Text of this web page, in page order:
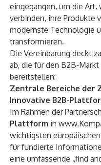
eingegangen, um die Art,
verbinden, ihre Produkte
modernste Technologie
transformieren.
Die Vereinbarung deckt
ab, die für den B2B-
bereitstellen:
Zentrale Bereiche der
Innovative B2B-
Im Rahmen der
Plattform in
wichtigsten
für fundierte
eine umfassende „find